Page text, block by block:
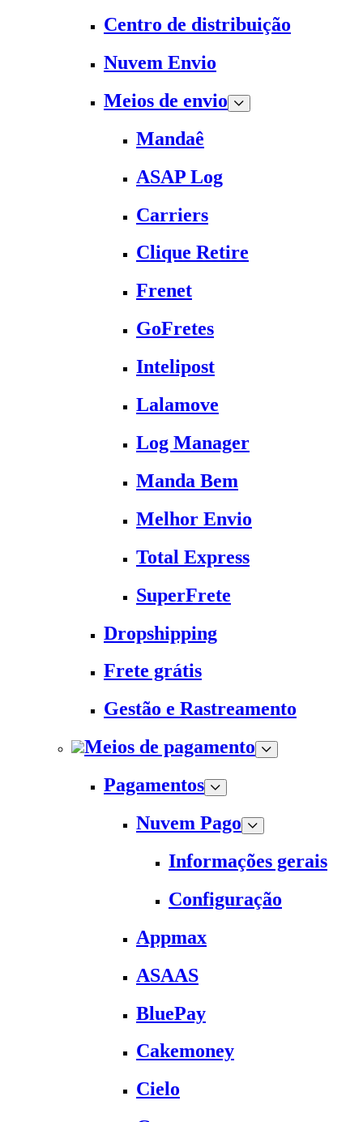
Centro de distribuição
Nuvem Envio
Meios de envio
Mandaê
ASAP Log
Carriers
Clique Retire
Frenet
GoFretes
Intelipost
Lalamove
Log Manager
Manda Bem
Melhor Envio
Total Express
SuperFrete
Dropshipping
Frete grátis
Gestão e Rastreamento
Meios de pagamento
Pagamentos
Nuvem Pago
Informações gerais
Configuração
Appmax
ASAAS
BluePay
Cakemoney
Cielo